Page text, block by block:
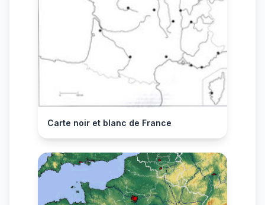
Carte noir et blanc de France